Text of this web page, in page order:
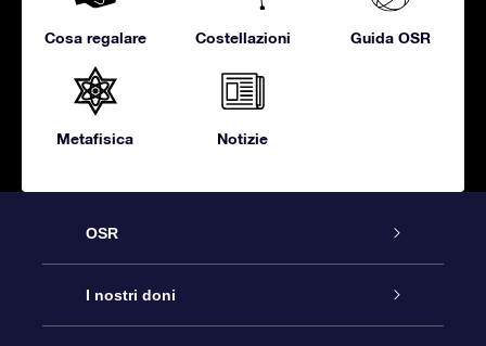
Cosa regalare Costellazioni Guida OSR
Metafisica Notizie
OSR
Assistenza
I nostri doni